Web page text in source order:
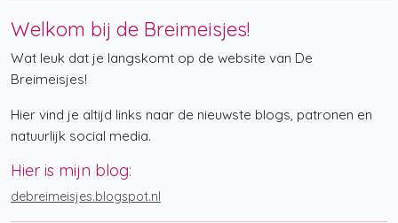
Welkom bij de Breimeisjes!
Wat leuk dat je langskomt op de website van De
Breimeisjes!
Hier vind je altijd links naar de nieuwste blogs, patronen en
natuurlijk social media.
Hier is mijn blog:
debreimeisjes.blogspot.nl